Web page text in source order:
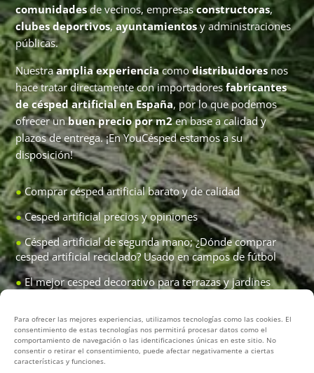
Para ofrecer las mejores experiencias, utilizamos tecnologías como las cookies. El
consentimiento de estas tecnologías nos permitirá procesar datos como el
comportamiento de navegación o las identificaciones únicas en este sitio. No
consentir o retirar el consentimiento, puede afectar negativamente a ciertas
características y funciones.
comunidadesde vecinos, empresasconstructoras,
clubes deportivos,ayuntamientosy administraciones
públicas.
Nuestraamplia experienciacomodistribuidoresnos
hace tratar directamente con importadoresfabricantes
de césped artificial en España, por lo que podemos
ofrecer unbuen precio por m2en base a calidad y
plazos de entrega. ¡En YouCésped estamos a su
disposición!
● Comprar césped artificial baratoy de calidad
●Cesped artificial precios y opiniones
●Césped artificial de segunda mano;¿Dónde comprar
cesped artificial reciclado?Usado en campos de fútbol
● El mejor cesped decorativo para terrazas y jardines
(servicio integral)
● Sustitución cesped pistas de pádel(cambio antiguo por
nuevo)